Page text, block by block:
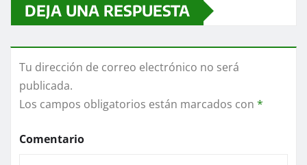
DEJA UNA RESPUESTA
Tu dirección de correo electrónico no será
publicada.
Los campos obligatorios están marcados con *
Comentario